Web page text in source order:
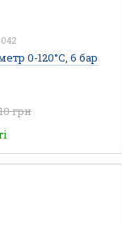
0-120°С, 6 бар
грн